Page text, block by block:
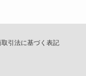
取引法に基づく表記